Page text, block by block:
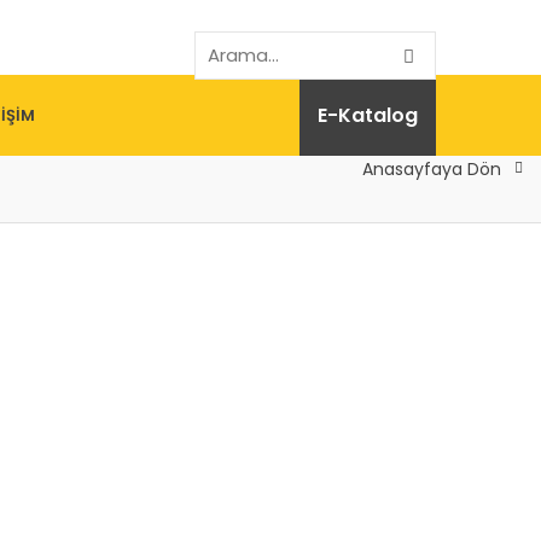
E-Katalog
Anasayfaya Dön